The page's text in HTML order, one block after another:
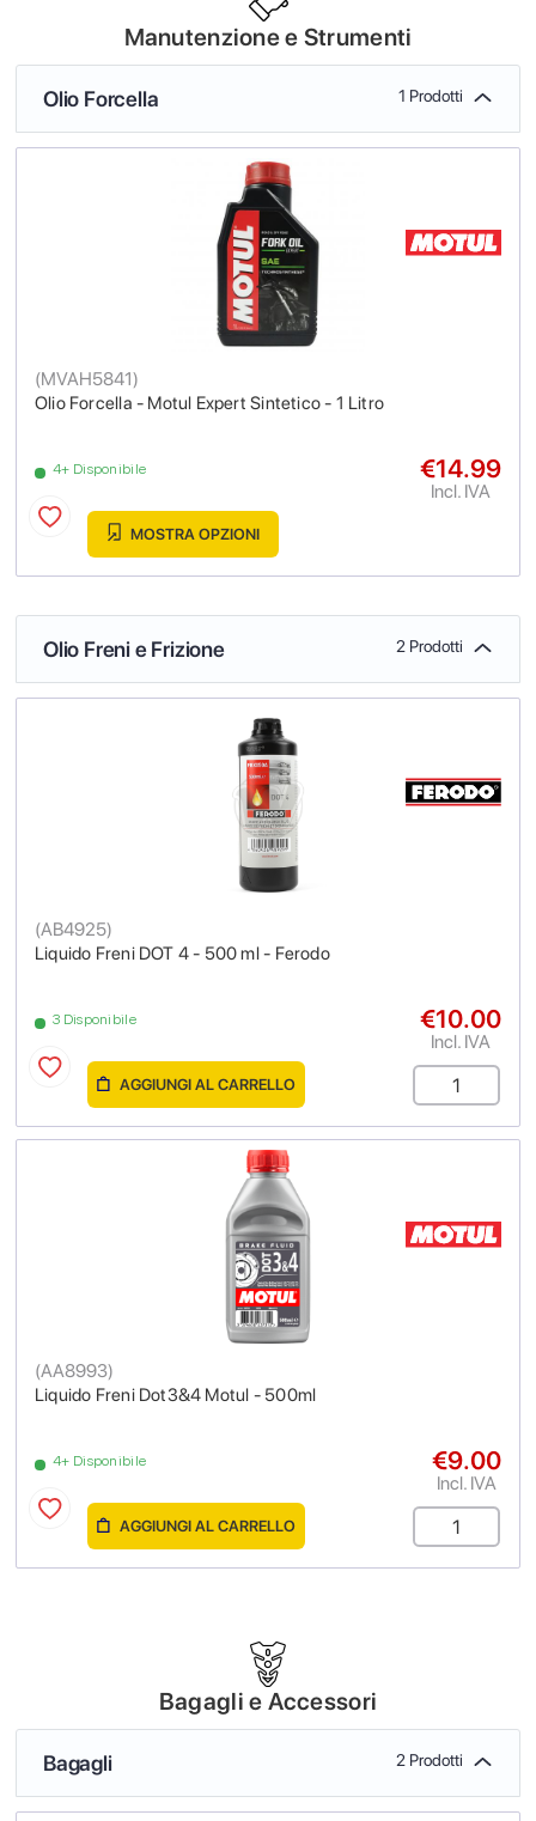
Manutenzione e Strumenti
Olio Forcella 1 Prodotti
Olio Forcella - Motul Expert Sintetico - 1 Litro
(MVAH5841)
4+ Disponibile €14.99
Incl. IVA
MOSTRA OPZIONI
Olio Freni e Frizione 2 Prodotti
Liquido Freni DOT 4 - 500 ml - Ferodo
(AB4925)
3 Disponibile €10.00
Incl. IVA
AGGIUNGI AL CARRELLO
Liquido Freni Dot3&4 Motul - 500ml
(AA8993)
4+ Disponibile €9.00
Incl. IVA
AGGIUNGI AL CARRELLO
Bagagli e Accessori
Bagagli 2 Prodotti